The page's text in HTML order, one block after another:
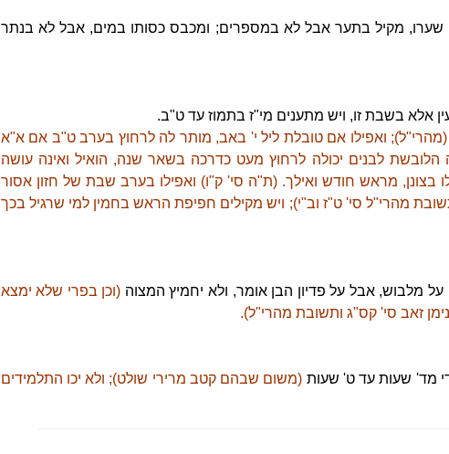
שערו, מקיל בתער אבל לא במספרים; ומכבס כסותו במים, אבל לא בנתר
אלא בשבת זו, ויש מתענים מי"ז בתמוז עד ט"ב.
(מהרי"ל); ואפילו אם טובלת ליל י' באב, מותר לה לרחוץ בערב ט"ב אם א"א
הלובשת לבנים יכולה לרחוץ מעט כדרכה בשאר שנה, הואיל ואינה עושה
בצונן, מראש חודש ואילך. (ת"ה סי' ק"ו) ואפילו בערב שבת של חזון אסור
ותשובת מהרי"ל סי' ט"ז וב"י); ויש מקילים חפיפת הראש בחמין למי שרגיל בכך
על מלבוש, אבל על פדיון הבן אומר, ולא יחמיץ המצוה (וכן בפרי שלא ימצא
זאב סי' קס"ג ותשובת מהרי"ל).
מד' שעות עד ט' שעות (משום שבהם קטב מרירי שולט); ולא יכו התלמידים